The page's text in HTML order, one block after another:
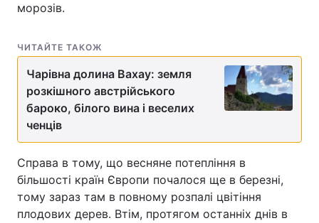
морозів.
ЧИТАЙТЕ ТАКОЖ
Чарівна долина Вахау: земля
розкішного австрійського
бароко, білого вина і веселих
ченців
Справа в тому, що весняне потепління в
більшості країн Європи почалося ще в березні,
тому зараз там в повному розпалі цвітіння
плодових дерев. Втім, протягом останніх днів в